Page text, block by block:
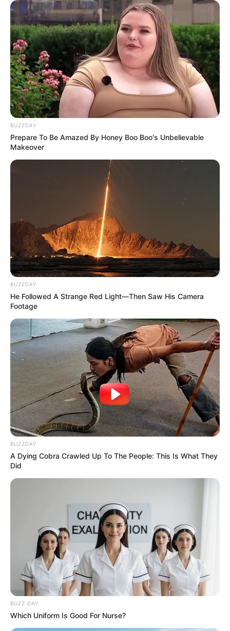
BUZZDAY
Prepare To Be Amazed By Honey Boo Boo's Unbelievable
Makeover
BUZZDAY
He Followed A Strange Red Light—Then Saw His Camera
Footage
BUZZDAY
A Dying Cobra Crawled Up To The People: This Is What They
Did
BUZZ DAY
Which Uniform Is Good For Nurse?